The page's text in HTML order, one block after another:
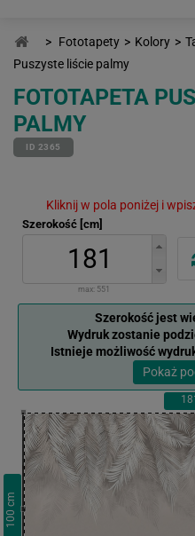
> Fototapety > Kolory >
Puszyste liście palmy
FOTOTAPETA
PALMY
ID 2365
Kliknij w pola poniżej i
Szerokość [cm]
max: 551
Szerokość jest
Wydruk zostanie
Istnieje możliwość
Pokaż
100
cm